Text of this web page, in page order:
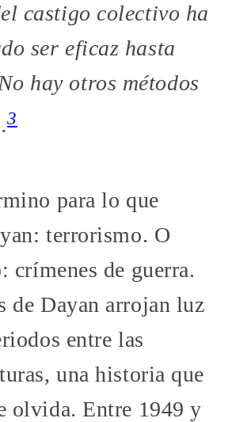
castigo colectivo ha
ser eficaz hasta
hay otros métodos
3
para lo que
terrorismo. O
crímenes de guerra.
de Dayan arrojan luz
entre las
una historia que
olvida. Entre 1949 y